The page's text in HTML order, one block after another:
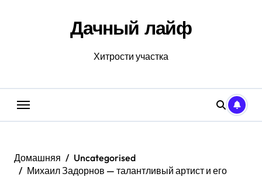
Дачный лайф
Хитрости участка
Домашняя
Uncategorised
Михаил Задорнов — талантливый артист и его